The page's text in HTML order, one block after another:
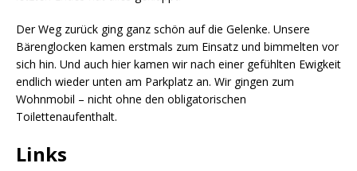
Der Weg zurück ging ganz schön auf die Gelenke. Unsere
Bärenglocken kamen erstmals zum Einsatz und bimmelten vor
sich hin. Und auch hier kamen wir nach einer gefühlten Ewigkeit
endlich wieder unten am Parkplatz an. Wir gingen zum
Wohnmobil – nicht ohne den obligatorischen
Toilettenaufenthalt.
Links